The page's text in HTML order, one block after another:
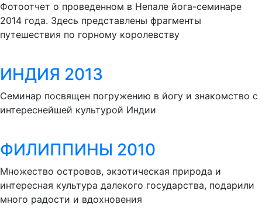
Фотоотчет о проведенном в Непале йога-семинаре
2014 года. Здесь представлены фрагменты
путешествия по горному королевству
ИНДИЯ 2013
Семинар посвящен погружению в йогу и знакомство с
интереснейшей культурой Индии
ФИЛИППИНЫ 2010
Множество островов, экзотическая природа и
интересная культура далекого государства, подарили
много радости и вдохновения